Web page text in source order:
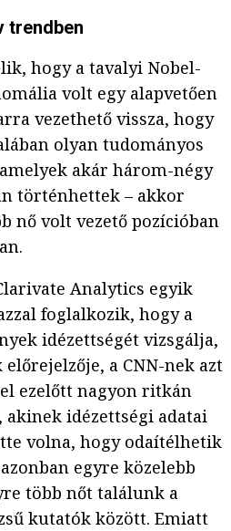
trendben
hogy a tavalyi Nobel-
volt egy alapvetően
vezethető vissza, hogy
olyan tudományos
akár három-négy
történhettek – akkor
nő volt vezető pozícióban
Analytics egyik
foglalkozik, hogy a
idézettségét vizsgálja,
a CNN-nek azt
ezelőtt nagyon ritkán
idézettségi adatai
volna, hogy odaítélhetik
egyre közelebb
több nőt találunk a
kutatók között. Emiatt